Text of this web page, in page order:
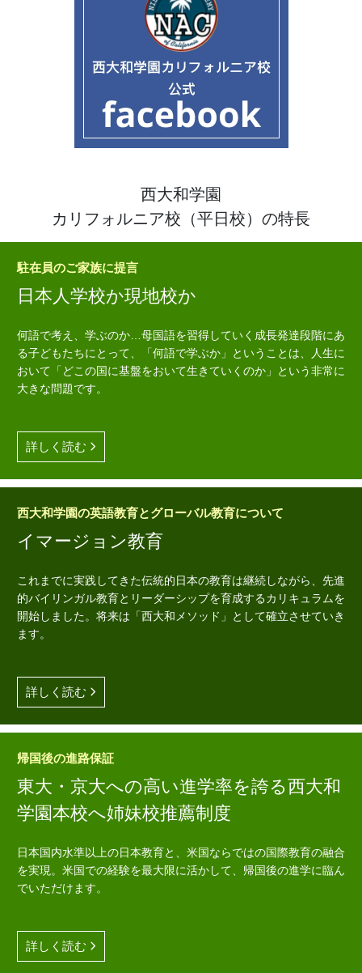
西大和学園
カリフォルニア校（平日校）の特長
駐在員のご家族に提言
日本人学校か現地校か
何語で考え、学ぶのか…母国語を習得していく成長発達段階にあ
る子どもたちにとって、「何語で学ぶか」ということは、人生に
おいて「どこの国に基盤をおいて生きていくのか」という非常に
大きな問題です。
詳しく読む
西大和学園の英語教育とグローバル教育について
イマージョン教育
これまでに実践してきた伝統的日本の教育は継続しながら、先進
的バイリンガル教育とリーダーシップを育成するカリキュラムを
開始しました。将来は「西大和メソッド」として確立させていき
ます。
詳しく読む
帰国後の進路保証
東大・京大への高い進学率を誇る西大和
学園本校へ姉妹校推薦制度
日本国内水準以上の日本教育と、米国ならではの国際教育の融合
を実現。米国での経験を最大限に活かして、帰国後の進学に臨ん
でいただけます。
詳しく読む